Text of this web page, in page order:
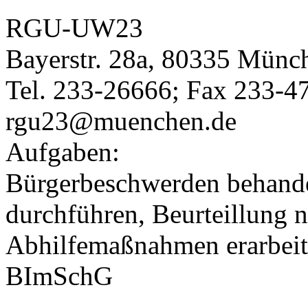
RGU-UW23
Bayerstr. 28a, 80335
Tel. 233-26666; Fax 233-
rgu23@muenchen.de
Aufgaben:
Bürgerbeschwerden
durchführen, Beurteillung
Abhilfemaßnahmen
BImSchG